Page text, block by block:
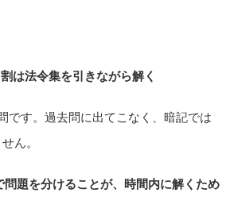
は法令集を引きながら解く
です。過去問に出てこなく、暗記では
ん。
題を分けることが、時間内に解くため